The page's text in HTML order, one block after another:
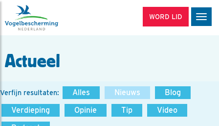
WORD LID
Actueel
Verfijn resultaten: Alles Nieuws
Blog
Verdieping
Opinie Tip
Video